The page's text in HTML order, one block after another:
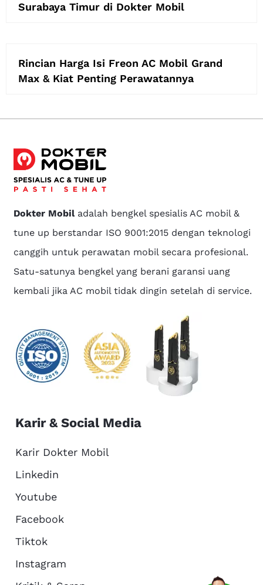
Surabaya Timur di Dokter Mobil
Rincian Harga Isi Freon AC Mobil Grand
Max & Kiat Penting Perawatannya
Dokter Mobiladalah bengkel spesialis AC mobil &
tune up berstandar ISO 9001:2015 dengan teknologi
canggih untuk perawatan mobil secara profesional.
Satu-satunya bengkel yang berani garansi uang
kembali jika AC mobil tidak dingin setelah di service.
Karir & Social Media
Karir Dokter Mobil
Linkedin
Youtube
Facebook
Tiktok
Instagram